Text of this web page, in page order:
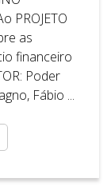
PROJETO
as
financeiro
Poder
Fábio ...